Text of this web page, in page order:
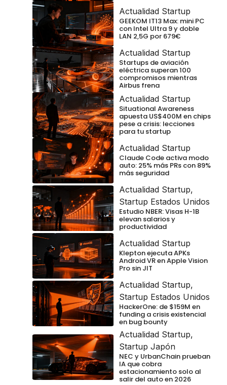
Actualidad Startup
GEEKOM IT13 Max: mini PC
con Intel Ultra 9 y doble
LAN 2,5G por 679€
Actualidad Startup
Startups de aviación
eléctrica superan 100
compromisos mientras
Airbus frena
Actualidad Startup
Situational Awareness
apuesta US$400M en chips
pese a crisis: lecciones
para tu startup
Actualidad Startup
Claude Code activa modo
auto: 25% más PRs con 89%
más seguridad
Actualidad Startup,
Startup Estados Unidos
Estudio NBER: Visas H-1B
elevan salarios y
productividad
Actualidad Startup
Klepton ejecuta APKs
Android VR en Apple Vision
Pro sin JIT
Actualidad Startup,
Startup Estados Unidos
HackerOne: de $159M en
funding a crisis existencial
en bug bounty
Actualidad Startup,
Startup Japón
NEC y UrbanChain prueban
IA que cobra
estacionamiento solo al
salir del auto en 2026